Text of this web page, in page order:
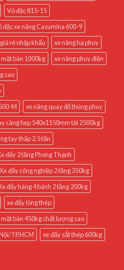
Vỏ đặc 815-15
đặc xe nâng Casumina 600-9
rẻ nhập khẩu
xe nâng hạ phuy
mặt bàn 1000kg
xe nâng phuy điện
cao
M
xe nâng quay đổ thùng phuy
càng hẹp 540x1150mm tải 2500kg
tay thấp 2.5 tấn
đẩy 2 tầng Phong Thạnh
Xe đẩy công nghiệp 2 tầng 350kg
đẩy hàng 4 bánh 2 tầng 200kg
xe đẩy lòng thép
mặt bàn 450kg chất lượng cao
TP.HCM
xe đẩy sắt thép 600kg